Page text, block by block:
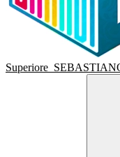
Superiore